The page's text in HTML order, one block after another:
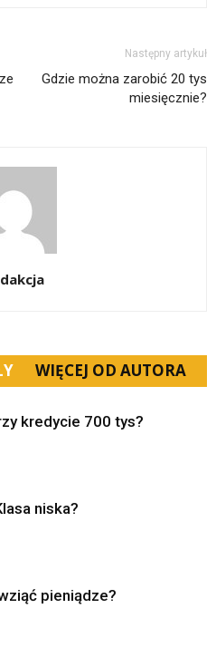
Następny artykuł
Gdzie można zarobić 20 tys
miesięcznie?
WIĘCEJ OD AUTORA
kredycie 700 tys?
niska?
pieniądze?